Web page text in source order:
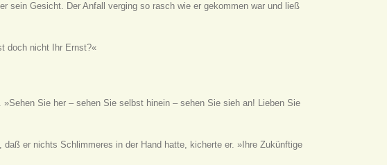
sein Gesicht. Der Anfall verging so rasch wie er gekommen war und ließ
doch nicht Ihr Ernst?«
Sie her – sehen Sie selbst hinein – sehen Sie sieh an! Lieben Sie
er nichts Schlimmeres in der Hand hatte, kicherte er. »Ihre Zukünftige